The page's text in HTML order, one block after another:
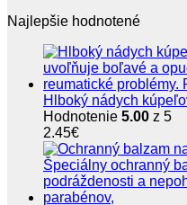
bola:
je:
Najlepšie hodnotené
Hlboký nádych
Hodnotenie 5.00 z 5
2.45€